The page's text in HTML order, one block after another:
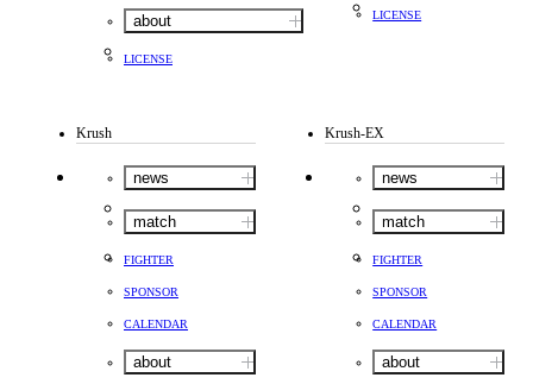
about
LICENSE
LICENSE
Krush
news
match
FIGHTER
SPONSOR
CALENDAR
about
Krush-EX
news
match
FIGHTER
SPONSOR
CALENDAR
about